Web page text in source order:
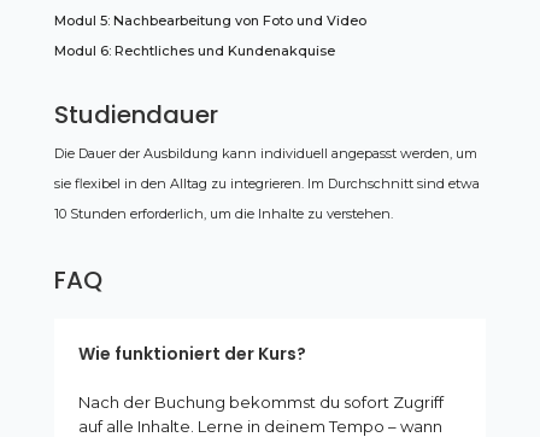
Modul 5: Nachbearbeitung von Foto und Video
Modul 6: Rechtliches und Kundenakquise
Studiendauer
Die Dauer der Ausbildung kann individuell angepasst werden, um
sie flexibel in den Alltag zu integrieren. Im Durchschnitt sind etwa
10 Stunden erforderlich, um die Inhalte zu verstehen.
FAQ
Wie funktioniert der Kurs?
Nach der Buchung bekommst du sofort Zugriff
auf alle Inhalte. Lerne in deinem Tempo – wann